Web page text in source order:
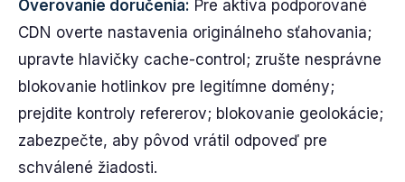
Overovanie doručenia: Pre aktíva podporované
CDN overte nastavenia originálneho sťahovania;
upravte hlavičky cache-control; zrušte nesprávne
blokovanie hotlinkov pre legitímne domény;
prejdite kontroly refererov; blokovanie geolokácie;
zabezpečte, aby pôvod vrátil odpoveď pre
schválené žiadosti.